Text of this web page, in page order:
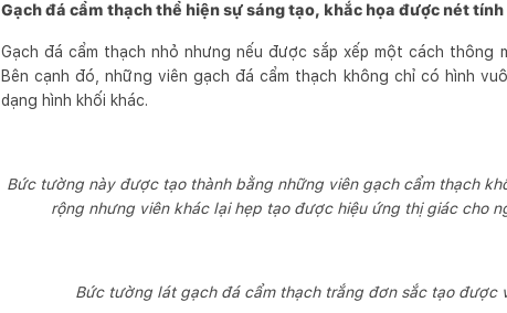
Gạch đá cẩm thạch thể hiện sự sáng tạo, khắc họa được nét tính
Gạch đá cẩm thạch nhỏ nhưng nếu được sắp xếp một cách
Bên cạnh đó, những viên gạch đá cẩm thạch không chỉ có hình
dạng hình khối khác.
Bức tường này được tạo thành bằng những viên gạch cẩm thạch
rộng nhưng viên khác lại hẹp tạo được hiệu ứng thị giác cho
Bức tường lát gạch đá cẩm thạch trắng đơn sắc tạo được